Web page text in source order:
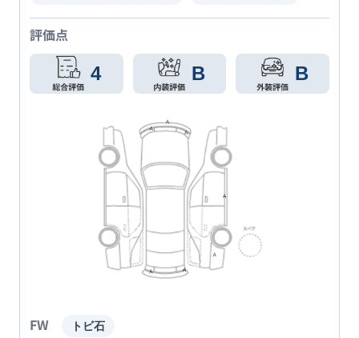
評価点
4 B B
FW トビ石